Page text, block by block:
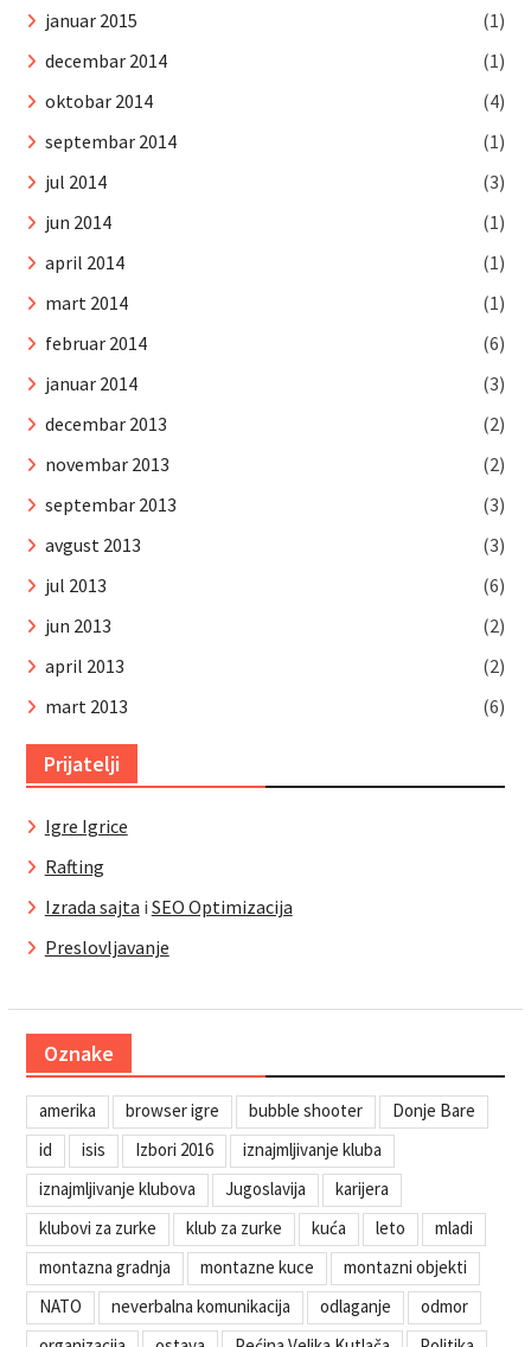
januar 2015
(1)
decembar 2014
(1)
oktobar 2014
(4)
septembar 2014
(1)
jul 2014
(3)
jun 2014
(1)
april 2014
(1)
mart 2014
(1)
februar 2014
(6)
januar 2014
(3)
decembar 2013
(2)
novembar 2013
(2)
septembar 2013
(3)
avgust 2013
(3)
jul 2013
(6)
jun 2013
(2)
april 2013
(2)
mart 2013
(6)
Prijatelji
Igre Igrice
Rafting
Izrada sajta i SEO Optimizacija
Preslovljavanje
Oznake
amerika browser igre bubble shooter
Donje Bare
id
isis Izbori 2016
iznajmljivanje kluba
iznajmljivanje klubova
Jugoslavija
karijera
klubovi za zurke
klub za zurke kuća leto
mladi
montazna gradnja
montazne kuce
montazni objekti
NATO
neverbalna komunikacija odlaganje
odmor